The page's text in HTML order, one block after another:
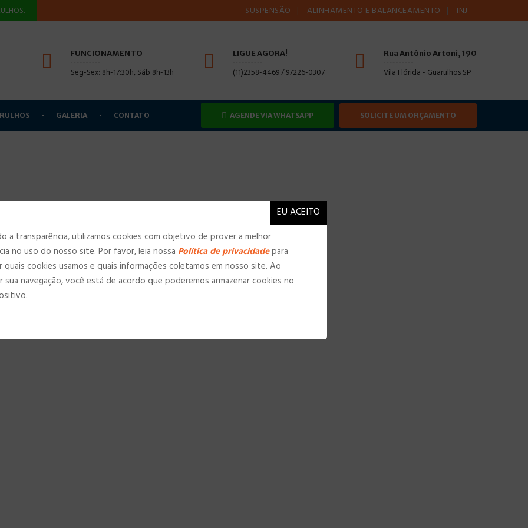
SUSPENSÃO ALINHAMENTO E BALANCEAMENTO INJEÇÃO ELETRÔNICA
FUNCIONAMENTO
Seg-Sex: 8h-17:30h, Sáb 8h-13h
LIGUE AGORA!
(11)2358-4469 / 97226-0307
Rua Antônio Artoni, 190
Vila Flórida - Guarulhos SP
GALERIA CONTATO AGENDE VIA WHATSAPP SOLICITE UM ORÇAMENTO
a transparência, utilizamos cookies com objetivo de prover a melhor
no uso do nosso site. Por favor, leia nossa Política de privacidadepara
cookies usamos e quais informações coletamos em nosso site. Ao
sua navegação, você está de acordo que poderemos armazenar cookies no